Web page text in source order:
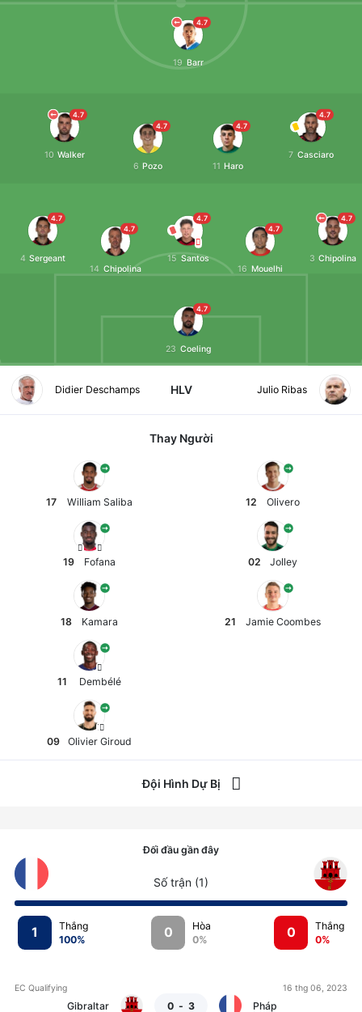
4.7
23 Coeling
4.7
15 Santos
4.7
14 Chipolina
4.7
16 Mouelhi
4.7
4 Sergeant
4.7
3 Chipolina
4.7
11 Haro
4.7
6 Pozo
4.7
7 Casciaro
4.7
10 Walker
4.7
19 Barr
Didier Deschamps HLV Julio Ribas
Thay Người
17 William Saliba
19 Fofana
18 Kamara
11 Dembélé
09 Olivier Giroud
12 Olivero
02 Jolley
21 Jamie Coombes
Đội Hình Dự Bị
01 Samba 01 Banda
Đối đầu gần đây
Số trận (1)
1
Thắng
100% 0
Hòa
0% 0
Thắng
0%
EC Qualifying 16 thg 06, 2023
Gibraltar 0 - 3 Pháp